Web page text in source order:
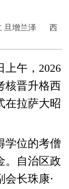
旦增兰泽
西
午，2026
核晋升格西
在拉萨大昭
位的考僧
。自治区政
长珠康·